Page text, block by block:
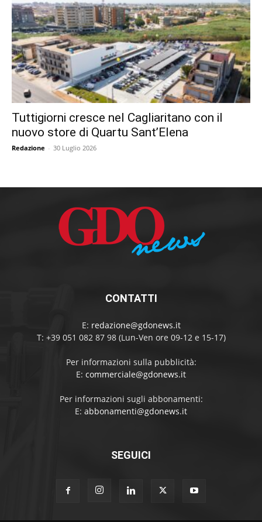
Tuttigiorni cresce nel Cagliaritano con il
nuovo store di Quartu Sant’Elena
Redazione - 30 Luglio 2026
CONTATTI
E: redazione@gdonews.it
T: +39 051 082 87 98 (Lun-Ven ore 09-12 e 15-17)
Per informazioni sulla pubblicità:
E: commerciale@gdonews.it
Per informazioni sugli abbonamenti:
E: abbonamenti@gdonews.it
SEGUICI